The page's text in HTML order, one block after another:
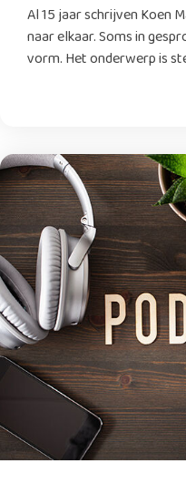
Al 15 jaar schrijven Koen
naar elkaar. Soms in
vorm. Het onderwerp is